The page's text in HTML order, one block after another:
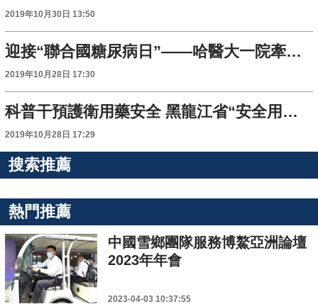
2019年10月30日 13:50
迎接“聯合國糖尿病日”——哈醫大一院牽頭開展黑龍江地區“藍光行動”系列活動
2019年10月28日 17:30
科普干預護衛用藥安全 黑龍江省“安全用藥月”活動啟動
2019年10月28日 17:29
搜索推薦
熱門推薦
中國雪鄉團隊服務博鰲亞洲論壇
2023年年會
2023-04-03 10:37:55